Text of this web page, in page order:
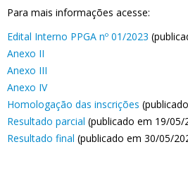
Para mais informações acesse:
Edital Interno PPGA nº 01/2023
Anexo II
Anexo III
Anexo IV
Homologação das inscrições
Resultado parcial (publicado em 19/05/
Resultado final (publicado em 30/05/